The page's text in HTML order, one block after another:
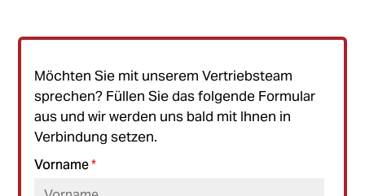
Möchten Sie mit unserem Vertriebsteam
sprechen? Füllen Sie das folgende Formular
aus und wir werden uns bald mit Ihnen in
Verbindung setzen.
Vorname*